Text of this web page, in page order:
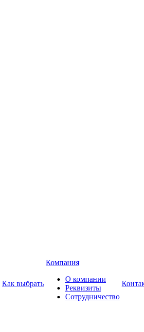
Как выбрать
Компания
О компании
Реквизиты
Сотрудничество